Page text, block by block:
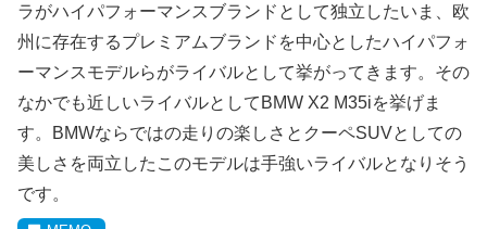
ラがハイパフォーマンスブランドとして独立したいま、欧
州に存在するプレミアムブランドを中心としたハイパフォ
ーマンスモデルらがライバルとして挙がってきます。その
なかでも近しいライバルとしてBMW X2 M35iを挙げま
す。BMWならではの走りの楽しさとクーペSUVとしての
美しさを両立したこのモデルは手強いライバルとなりそう
です。